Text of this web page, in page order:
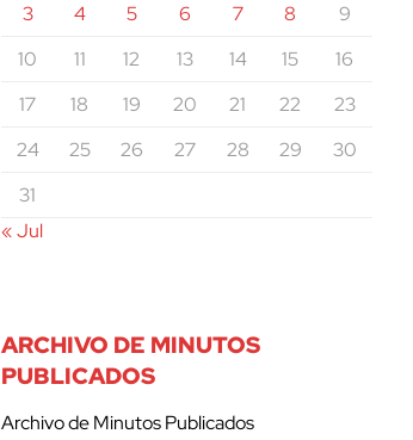
3
4 5 6 7 8
9
10
11 12 13 14 15
16
17
18 19 20 21 22
23
24
25 26 27 28 29
30
31
« Jul
ARCHIVO DE MINUTOS
PUBLICADOS
Archivo de Minutos Publicados